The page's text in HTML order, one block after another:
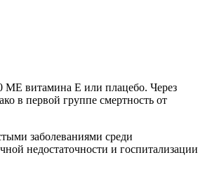
МЕ витамина Е или плацебо. Через
в первой группе смертность от
заболеваниями среди
недостаточности и госпитализации